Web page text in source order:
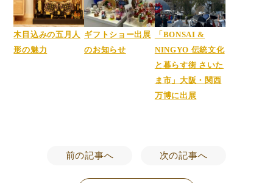
木目込みの五月人
形の魅力
ギフトショー出展
のお知らせ
「BONSAI &
NINGYO 伝統文化
と暮らす街 さいた
ま市」大阪・関西
万博に出展
前の記事へ 次の記事へ